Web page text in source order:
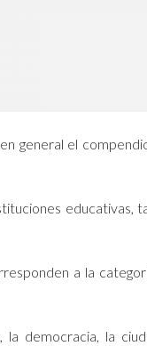
general el
educativas,
a la
democracia, la